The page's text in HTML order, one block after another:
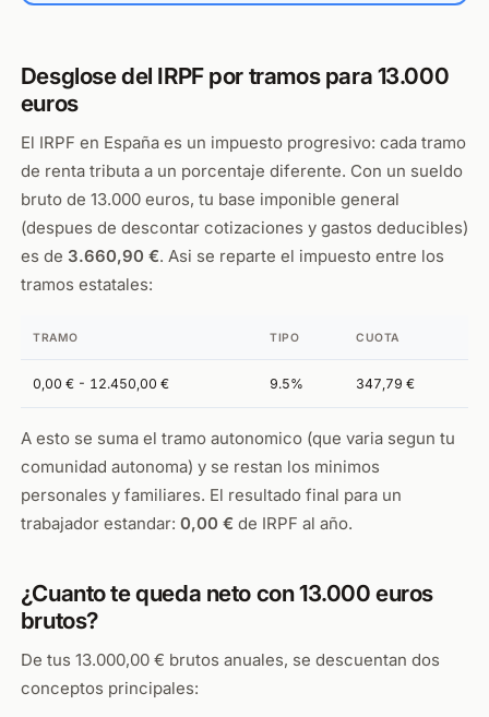
Desglose del IRPF por tramos para 13.000
euros
El IRPF en España es un impuesto progresivo: cada tramo
de renta tributa a un porcentaje diferente. Con un sueldo
bruto de 13.000 euros, tu base imponible general
(despues de descontar cotizaciones y gastos deducibles)
es de 3.660,90 €. Asi se reparte el impuesto entre los
tramos estatales:
TRAMO TIPO CUOTA
0,00 € - 12.450,00 € 9.5% 347,79 €
A esto se suma el tramo autonomico (que varia segun tu
comunidad autonoma) y se restan los minimos
personales y familiares. El resultado final para un
trabajador estandar: 0,00 € de IRPF al año.
¿Cuanto te queda neto con 13.000 euros
brutos?
De tus 13.000,00 € brutos anuales, se descuentan dos
conceptos principales: